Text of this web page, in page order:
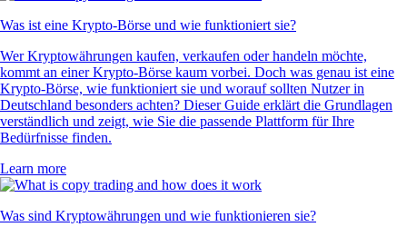
Was ist eine Krypto-Börse und wie funktioniert sie?
Wer Kryptowährungen kaufen, verkaufen oder handeln möchte,
kommt an einer Krypto-Börse kaum vorbei. Doch was genau ist eine
Krypto-Börse, wie funktioniert sie und worauf sollten Nutzer in
Deutschland besonders achten? Dieser Guide erklärt die Grundlagen
verständlich und zeigt, wie Sie die passende Plattform für Ihre
Bedürfnisse finden.
Learn more
Was sind Kryptowährungen und wie funktionieren sie?